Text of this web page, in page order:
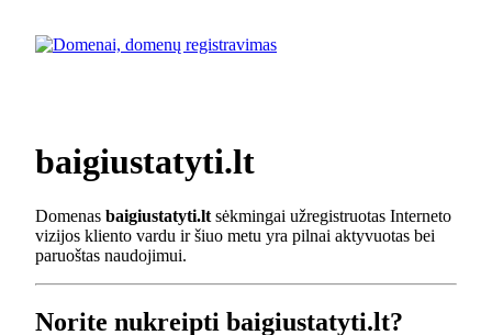
baigiustatyti.lt
Domenas baigiustatyti.lt sėkmingai užregistruotas Interneto
vizijos kliento vardu ir šiuo metu yra pilnai aktyvuotas bei
paruoštas naudojimui.
Norite nukreipti baigiustatyti.lt?